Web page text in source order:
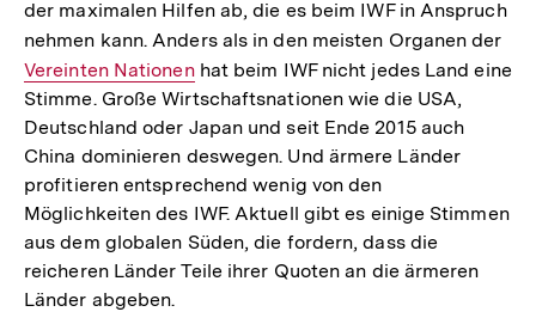
der maximalen Hilfen ab, die es beim IWF in Anspruch
nehmen kann. Anders als in den meisten Organen der
Vereinten Nationenhat beim IWF nicht jedes Land eine
Stimme. Große Wirtschaftsnationen wie die USA,
Deutschland oder Japan und seit Ende 2015 auch
China dominieren deswegen. Und ärmere Länder
profitieren entsprechend wenig von den
Möglichkeiten des IWF. Aktuell gibt es einige Stimmen
aus dem globalen Süden, die fordern, dass die
reicheren Länder Teile ihrer Quoten an die ärmeren
Länder abgeben.